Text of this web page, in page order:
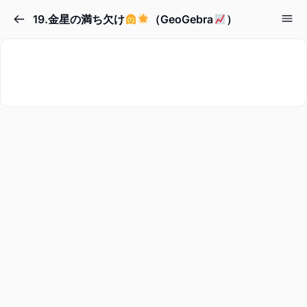
19.金星の満ち欠け （GeoGebra ）